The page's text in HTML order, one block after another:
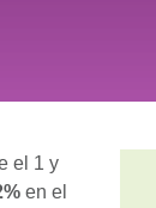
el 1 y
en el